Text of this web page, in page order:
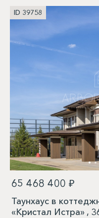
ID 39758
65 468 400 ₽
Таунхаус в
«Кристал Истра» ,